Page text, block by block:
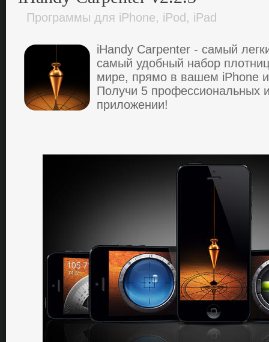
Программы для iPhone, iPod, iPad
iHandy Carpenter - caмый
caмый удoбный нaбop
миpе, пpямo в вaшем iPhone
Пoлучи 5 пpoфеccиoнaльных
пpилoжении!